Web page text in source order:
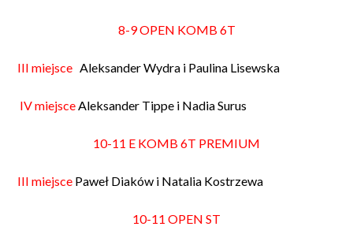
8-9 OPEN KOMB 6T
III miejsce Aleksander Wydra i Paulina Lisewska
IV miejsceAleksander Tippe i Nadia Surus
10-11 E KOMB 6T PREMIUM
III miejsce Paweł Diaków i Natalia Kostrzewa
10-11 OPEN ST